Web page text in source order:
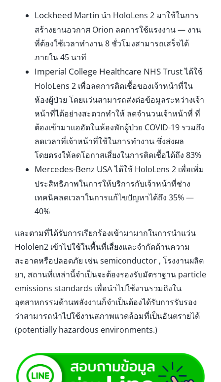
Lockheed Martin นำ HoloLens 2 มาใช้ในการ
สร้างยานอวกาศ Orion ลดการใช้แรงงาน — งาน
ที่ต้องใช้เวลาทำงาน 8 ชั่วโมงสามารถเสร็จได้
ภายใน 45 นาที
Imperial College Healthcare NHS Trustได้ใช้
HoloLens 2 เพื่อลดการติดเชื้อของเจ้าหน้าที่ใน
ห้องผู้ป่วย โดยแว่นสามารถส่งต่อข้อมูลระหว่างเจ้า
หน้าที่ได้อย่างสะดวกทำให้ ลดจำนวนเจ้าหน้าที่ ที่
ต้องเข้ามาแออัดในห้องพักผู้ป่วย COVID-19 รวมถึง
ลดเวลาที่เจ้าหน้าที่ใช้ในการทำงาน ซึ่งส่งผล
โดยตรงให้ลดโอกาสเสี่ยงในการติดเชื้อได้ถึง 83%
Mercedes-Benz USAได้ใช้ HoloLens 2 เพื่อเพิ่ม
ประสิทธิภาพในการให้บริการกับเจ้าหน้าที่ช่าง
เทคนิคลดเวลาในการแก้ไขปัญหาได้ถึง 35% —
40%
และตามที่ได้รับการเรียกร้องเข้ามามากในการนำแว่น
Hololen2 เข้าไปใช้ในพื้นที่เสี่ยงและจำกัดด้านความ
สะอาดหรือปลอดภัย เช่น semiconductor , โรงงานผลิต
ยา, สถานที่เหล่านี้จำเป็นจะต้องรองรับมัตราฐาน particle
emissions standards เพื่อนำไปใช้งานรวมถึงใน
อุตสาหกรรมด้านพลังงานก็จำเป็นต้องได้รับการรับรอง
ว่าสามารถนำไปใช้งานสภาพแวดล้อมที่เป็นอันตรายได้
(potentially hazardous environments.)